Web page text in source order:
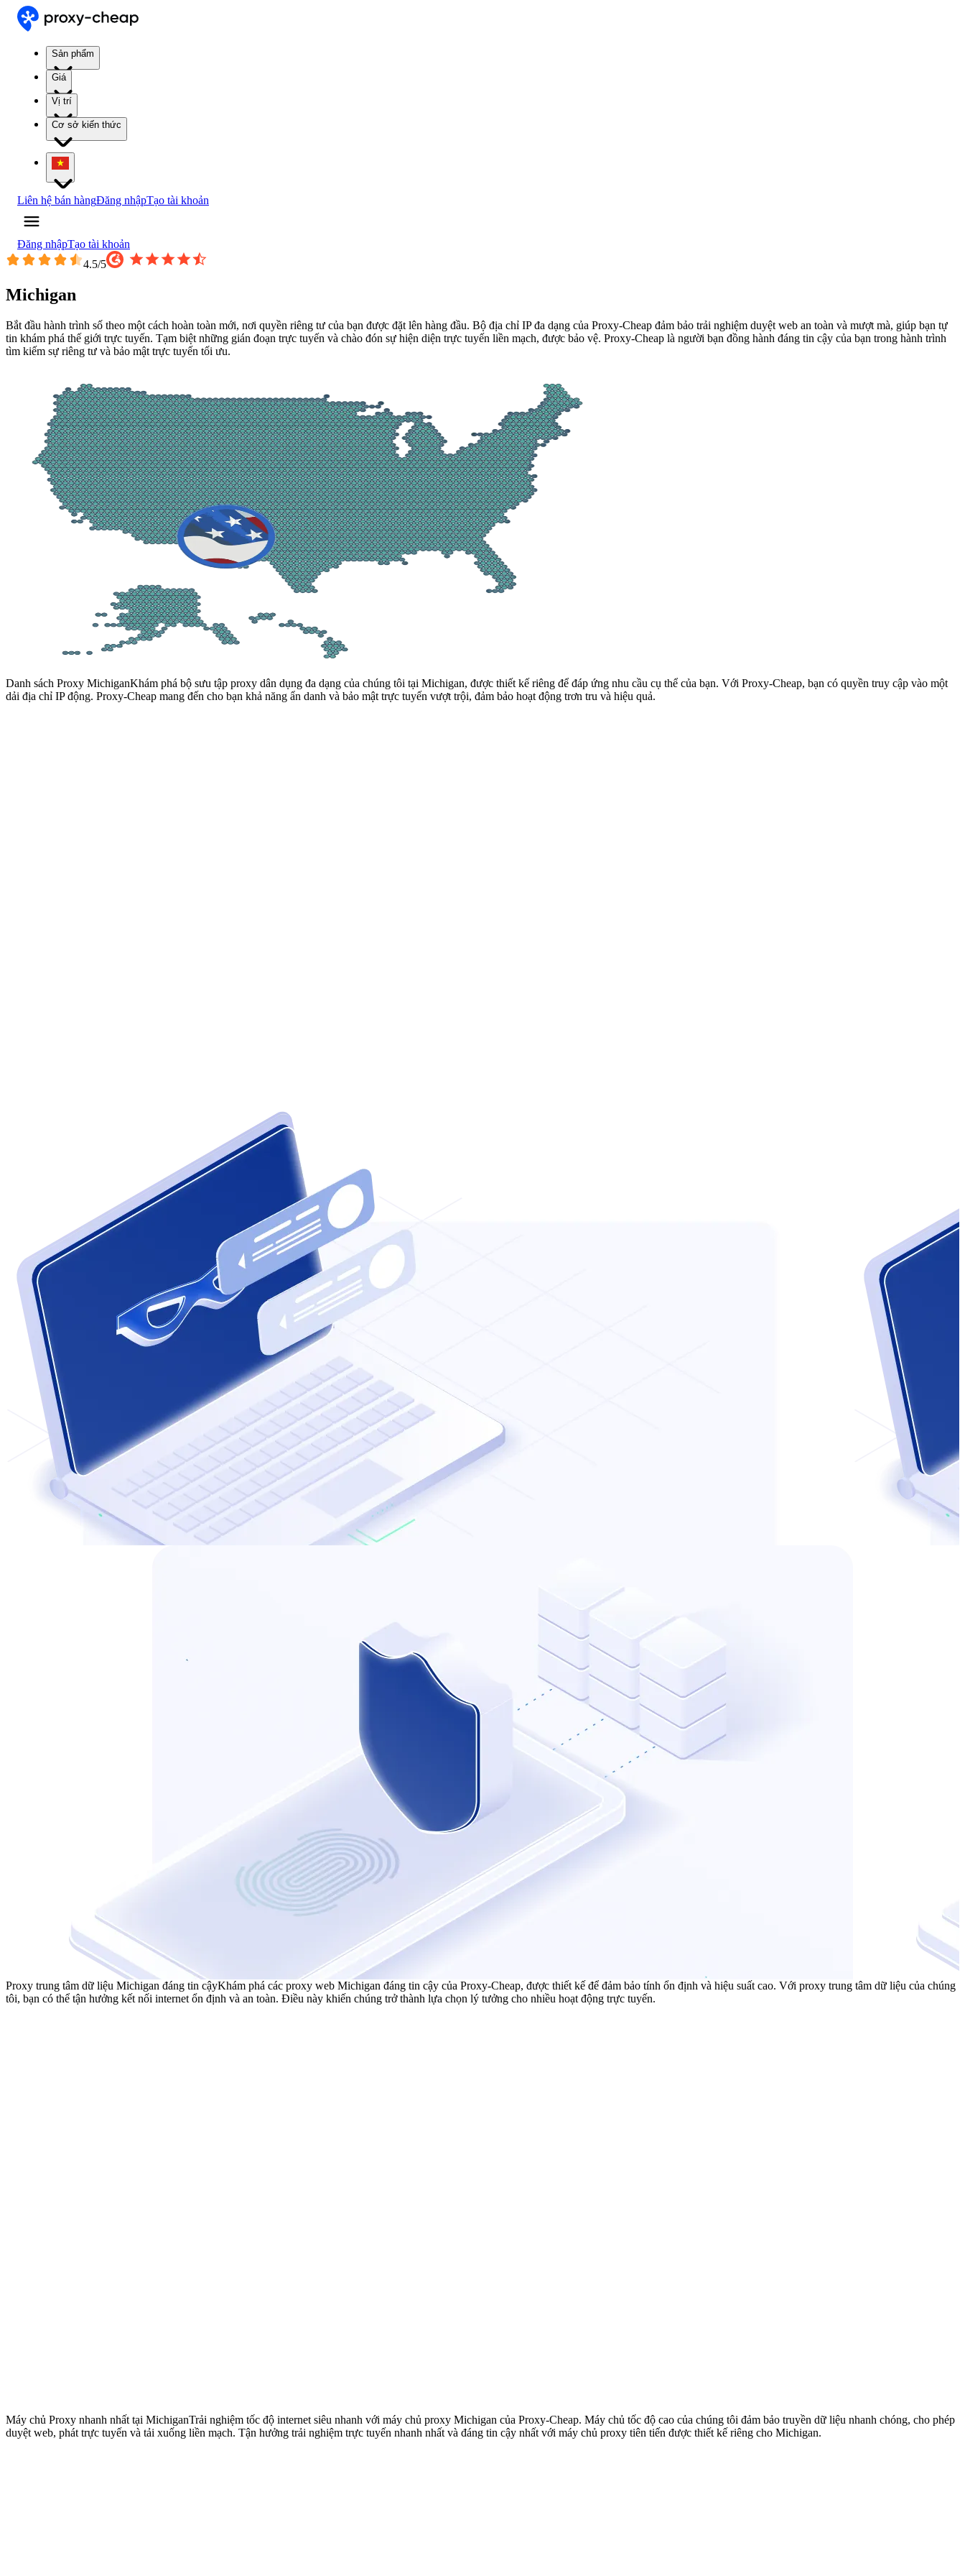
Sản phẩm
Giá
Vị trí
Cơ sở kiến thức
Liên hệ bán hàngĐăng nhậpTạo tài khoản
Đăng nhậpTạo tài khoản
4.5/5
Michigan
Bắt đầu hành trình số theo một cách hoàn toàn mới, nơi quyền riêng tư của bạn được đặt lên hàng đầu. Bộ địa chỉ IP đa dạng của Proxy-Cheap đảm bảo trải nghiệm duyệt web an toàn và mượt mà, giúp bạn tự
tin khám phá thế giới trực tuyến. Tạm biệt những gián đoạn trực tuyến và chào đón sự hiện diện trực tuyến liền mạch, được bảo vệ. Proxy-Cheap là người bạn đồng hành đáng tin cậy của bạn trong hành trình
tìm kiếm sự riêng tư và bảo mật trực tuyến tối ưu.
Danh sách Proxy MichiganKhám phá bộ sưu tập proxy dân dụng đa dạng của chúng tôi tại Michigan, được thiết kế riêng để đáp ứng nhu cầu cụ thể của bạn. Với Proxy-Cheap, bạn có quyền truy cập vào một
dải địa chỉ IP động. Proxy-Cheap mang đến cho bạn khả năng ẩn danh và bảo mật trực tuyến vượt trội, đảm bảo hoạt động trơn tru và hiệu quả.
Proxy trung tâm dữ liệu Michigan đáng tin cậyKhám phá các proxy web Michigan đáng tin cậy của Proxy-Cheap, được thiết kế để đảm bảo tính ổn định và hiệu suất cao. Với proxy trung tâm dữ liệu của chúng
tôi, bạn có thể tận hưởng kết nối internet ổn định và an toàn. Điều này khiến chúng trở thành lựa chọn lý tưởng cho nhiều hoạt động trực tuyến.
Máy chủ Proxy nhanh nhất tại MichiganTrải nghiệm tốc độ internet siêu nhanh với máy chủ proxy Michigan của Proxy-Cheap. Máy chủ tốc độ cao của chúng tôi đảm bảo truyền dữ liệu nhanh chóng, cho phép
duyệt web, phát trực tuyến và tải xuống liền mạch. Tận hưởng trải nghiệm trực tuyến nhanh nhất và đáng tin cậy nhất với máy chủ proxy tiên tiến được thiết kế riêng cho Michigan.